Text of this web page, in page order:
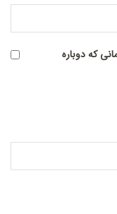
که دوباره